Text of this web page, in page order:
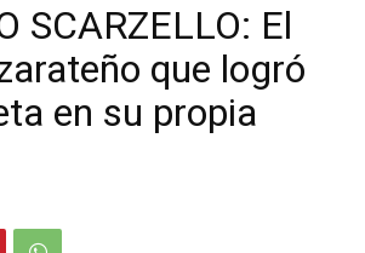
SCARZELLO: El
que logró
en su propia